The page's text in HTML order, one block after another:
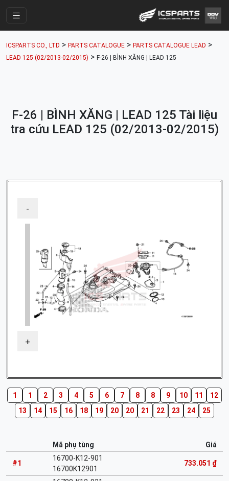
Cửa Hàng
Nhóm Phụ Tùng
Tài khoản
ICSPARTS CO., LTD > PARTS CATALOGUE > PARTS CATALOGUE LEAD >
LEAD 125 (02/2013-02/2015) > F-26 | BÌNH XĂNG | LEAD 125
F-26 | BÌNH XĂNG | LEAD 125 Tài liệu
tra cứu LEAD 125 (02/2013-02/2015)
-
+
1 1 2 3 4 5 6 7 8 8 9 10 11
12
13
14 15 16 18 19 20 20 21 22 23 24 25
Mã phụ tùng Giá
#1
16700-K12-901
16700K12901
733.051 ₫